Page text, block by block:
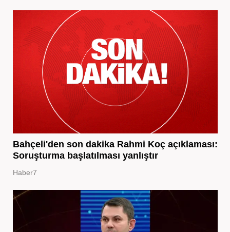
Bahçeli'den son dakika Rahmi Koç açıklaması:
Soruşturma başlatılması yanlıştır
Haber7